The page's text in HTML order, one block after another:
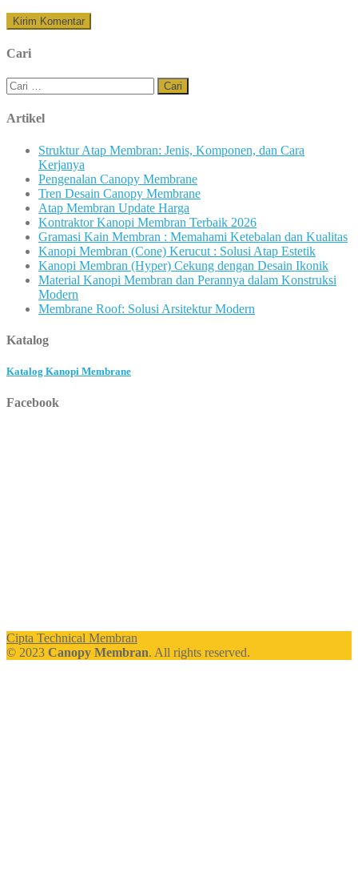
Cari
Cari
untuk:
Artikel
Struktur Atap Membran: Jenis, Komponen, dan Cara
Kerjanya
Pengenalan Canopy Membrane
Tren Desain Canopy Membrane
Atap Membran Update Harga
Kontraktor Kanopi Membran Terbaik 2026
Gramasi Kain Membran : Memahami Ketebalan dan Kualitas
Kanopi Membran (Cone) Kerucut : Solusi Atap Estetik
Kanopi Membran (Hyper) Cekung dengan Desain Ikonik
Material Kanopi Membran dan Perannya dalam Konstruksi
Modern
Membrane Roof: Solusi Arsitektur Modern
Katalog
Katalog Kanopi Membrane
Facebook
Cipta Technical Membran
© 2023 Canopy Membran. All rights reserved.